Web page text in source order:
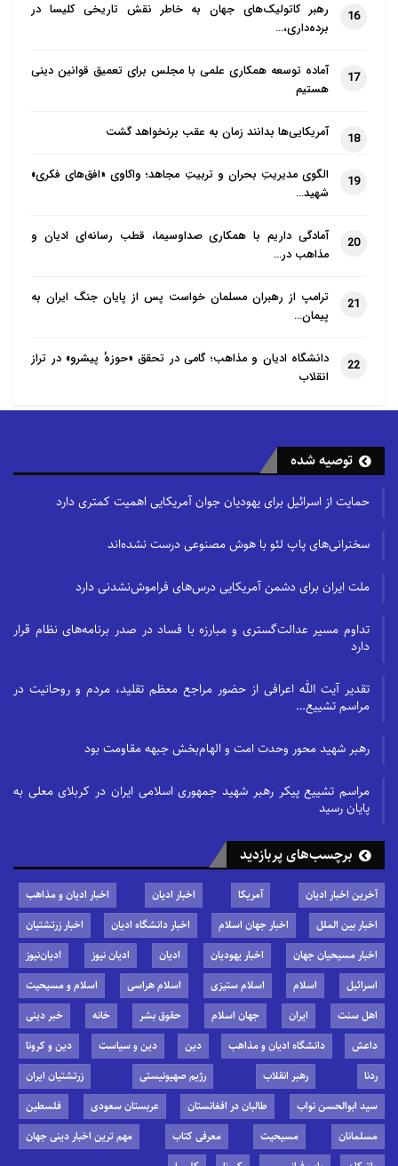
16
رهبر کاتولیک‌های جهان به خاطر نقش تاریخی کلیسا در
برده‌داری،…
17
آماده توسعه همکاری علمی با مجلس برای تعمیق قوانین دینی
هستیم
18 آمریکایی‌ها بدانند زمان به عقب برنخواهد گشت
19
الگوی مدیریتِ بحران و تربیتِ مجاهد؛ واکاوی «افق‌های فکری»
شهید…
20
آمادگی داریم با همکاری صداوسیما، قطب رسانه‌ای ادیان و
مذاهب در…
21
ترامپ از رهبران مسلمان خواست پس از پایان جنگ ایران به
پیمان…
22
دانشگاه ادیان و مذاهب؛ گامی در تحقق «حوزهٔ پیشرو» در تراز
انقلاب
توصیه شده
حمایت از اسرائیل برای یهودیان جوان آمریکایی اهمیت کمتری دارد
سخنرانی‌های پاپ لئو با هوش مصنوعی درست نشده‌اند
ملت ایران برای دشمن آمریکایی درس‌های فراموش‌نشدنی دارد
تداوم مسیر عدالت‌گستری و مبارزه با فساد در صدر برنامه‌های نظام قرار
دارد
تقدیر آیت الله اعرافی از حضور مراجع معظم تقلید، مردم و روحانیت در
مراسم تشییع…
رهبر شهید محور وحدت امت و الهام‌بخش جبهه مقاومت بود
مراسم تشییع پیکر رهبر شهید جمهوری اسلامی ایران در کربلای معلی به
پایان رسید
برچسب‌های پربازدید
آخرین اخبار ادیان آمریکا اخبار ادیان
اخبار ادیان و مذاهب
اخبار بین الملل
اخبار جهان اسلام اخبار دانشگاه ادیان
اخبار زرتشتیان
اخبار مسیحیان جهان
اخبار یهودیان ادیان ادیان نیوز
ادیان‌نیوز
اسرائیل
اسلام اسلام ستیزی اسلام هراسی
اسلام و مسیحیت
اهل سنت
ایران جهان اسلام حقوق بشر خانه
خبر دینی
داعش
دانشگاه ادیان و مذاهب دین دین و سیاست
دین و کرونا
ردنا
رهبر انقلاب رژیم صهیونیستی
زرتشتیان ایران
سید ابوالحسن نواب
طالبان در افغانستان عربستان سعودی
فلسطین
مسلمانان
مسیحیت معرفی کتاب
مهم ترین اخبار دینی جهان